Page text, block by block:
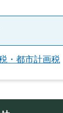
・都市計画税